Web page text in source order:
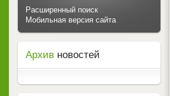
Расширенный поиск
Мобильная версия сайта
Архив новостей